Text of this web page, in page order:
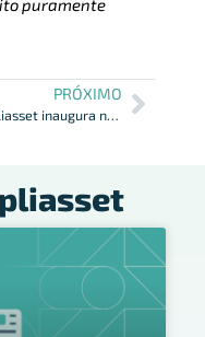
puramente
PRÓXIMO
Compliasset inaugura novo escritório em Taubaté